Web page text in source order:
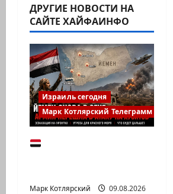
ДРУГИЕ НОВОСТИ НА
САЙТЕ ХАЙФАИНФО
Израиль сегодня
Марк Котлярский Телеграмм Канал
Марк Котлярский
09.08.2026